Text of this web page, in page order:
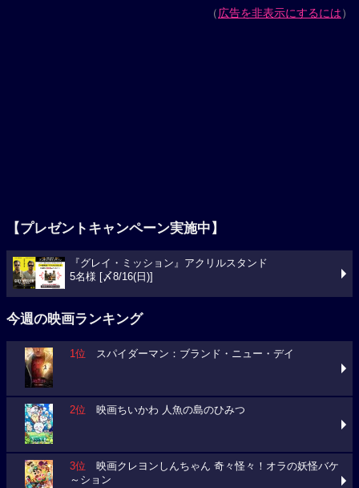
（広告を非表示にするには）
【プレゼントキャンペーン実施中】
『グレイ・ミッション』アクリルスタンド
5名様 [〆8/16(日)]
今週の映画ランキング
1位 スパイダーマン：ブランド・ニュー・デイ
2位 映画ちいかわ 人魚の島のひみつ
3位 映画クレヨンしんちゃん 奇々怪々！オラの妖怪バケ
～ション